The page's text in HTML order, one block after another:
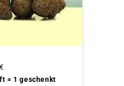
= 1 geschenkt